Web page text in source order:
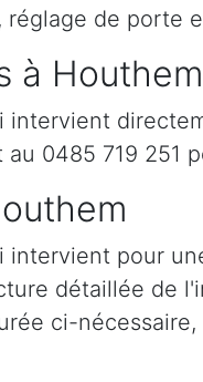
de porte
à Houthem
intervient
0485 719 251
intervient pour
détaillée de
ci-